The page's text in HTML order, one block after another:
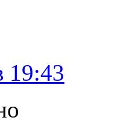
19:43